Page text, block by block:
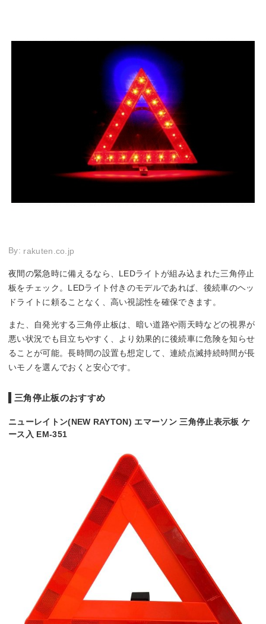
By: rakuten.co.jp
夜間の緊急時に備えるなら、LEDライトが組み込まれた三角停止
板をチェック。LEDライト付きのモデルであれば、後続車のヘッ
ドライトに頼ることなく、高い視認性を確保できます。
また、自発光する三角停止板は、暗い道路や雨天時などの視界が
悪い状況でも目立ちやすく、より効果的に後続車に危険を知らせ
ることが可能。長時間の設置も想定して、連続点滅持続時間が長
いモノを選んでおくと安心です。
三角停止板のおすすめ
ニューレイトン(NEW RAYTON) エマーソン 三角停止表示板 ケ
ース入 EM-351